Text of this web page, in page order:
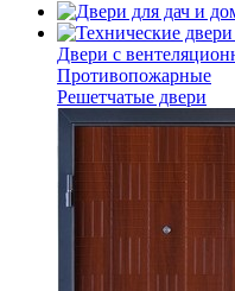
Двери с
Противопожарные
Решетчатые двери